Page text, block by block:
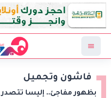
فاشون وتجميل
بظهور مفاجئ.. إليسا تتصدر